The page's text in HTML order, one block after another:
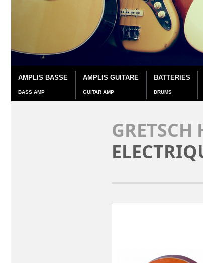
AMPLIS BASSE
BASS AMP
AMPLIS GUITARE
GUITAR AMP
BATTERIES
DRUMS